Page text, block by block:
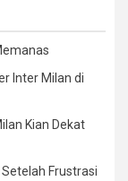
Inter Milan di
Kian Dekat
Frustrasi